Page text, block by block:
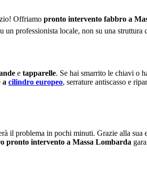
Offriamo pronto intervento fabbro a
un professionista locale, non su una struttura
e tapparelle. Se hai smarrito le chiavi o
a cilindro europeo, serrature antiscasso e
il problema in pochi minuti. Grazie alla sua
pronto intervento a Massa Lombarda